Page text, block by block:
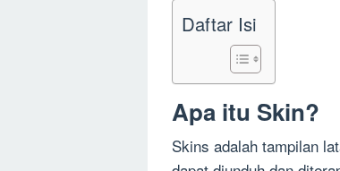
Daftar Isi
Apa itu Skin?
Skins adalah tampilan